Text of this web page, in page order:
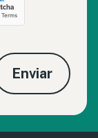
Enviar